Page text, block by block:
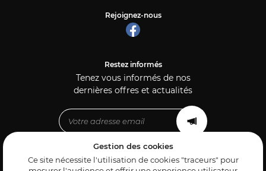
Rejoignez-nous
Restez informés
Tenez vous informés de nos
dernières offres et actualités
Mentions Légales
Gestion des cookies
Ce site nécessite l'utilisation de cookies "traceurs" pour